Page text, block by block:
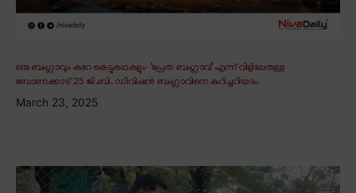
ഒരു ബംഗ്ലാവും കുറേ കെട്ടുകഥകളും∙ ‘പ്രേത ബംഗ്ലാവ്’ എന്ന് വിളിപ്പേരുള്ള
ബോണക്കാട് 25 ജി.ബി. ഡിവിഷൻ ബംഗ്ലാവിനെ കുറിച്ചറിയാം.
March 23, 2025